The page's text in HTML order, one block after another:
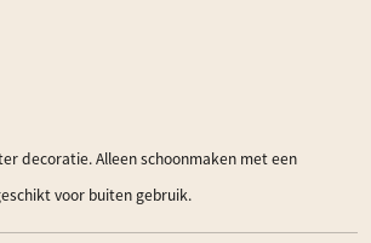
decoratie. Alleen schoonmaken met een
voor buiten gebruik.